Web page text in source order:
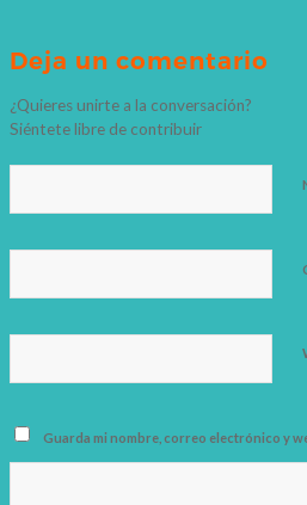
Deja un comentario
¿Quieres unirte a la conversación?
Siéntete libre de contribuir
Guarda mi nombre, correo electrónico y